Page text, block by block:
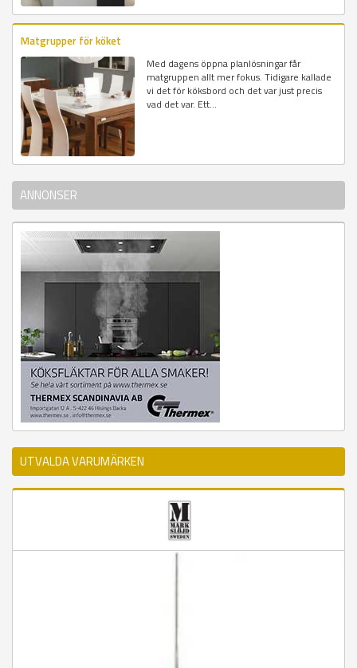
Matgrupper för köket
Med dagens öppna planlösningar får
matgruppen allt mer fokus. Tidigare kallade
vi det för köksbord och det var just precis
vad det var. Ett...
ANNONSER
UTVALDA VARUMÄRKEN